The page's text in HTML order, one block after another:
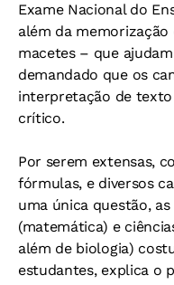
Exame Nacional do
além da
macetes – que
demandado que os
interpretação de texto
crítico.
Por serem extensas,
fórmulas, e diversos
uma única questão,
(matemática) e
além de biologia)
estudantes, explica o